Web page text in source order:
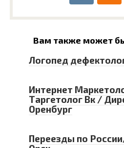
Вам также может
Логопед
Интернет
Таргетолог Вк /
Оренбург
Переезды по